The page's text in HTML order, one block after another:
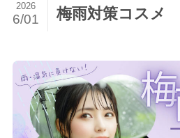
梅雨対策コスメ
2026
6/01